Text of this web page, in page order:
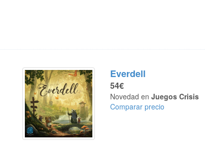
Everdell
54€
Novedad enJuegos Crisis
Comparar precio